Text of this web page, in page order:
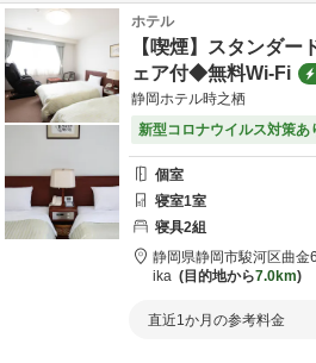
ホテル
【喫煙】スタンダ
ェア付◆無料Wi-Fi
静岡ホテル時之栖
新型コロナウイルス対策あ
個室
寝室1室
寝具2組
静岡県静岡市駿河区曲金
ika
目的地から7.0km
直近1か月の参考料金